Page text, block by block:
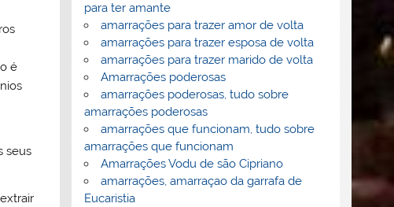
é
seus
para ter amante
amarrações para trazer amor de volta
amarrações para trazer esposa de volta
amarrações para trazer marido de volta
Amarrações poderosas
amarrações poderosas, tudo sobre
amarrações poderosas
amarrações que funcionam, tudo sobre
amarrações que funcionam
Amarrações Vodu de são Cipriano
amarrações, amarraçao da garrafa de
Eucaristia